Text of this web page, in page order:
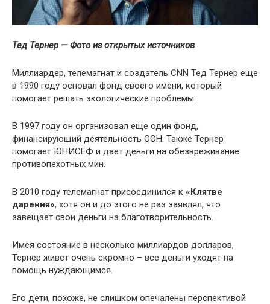
Тед Тернер — Фото из открытых источников
Миллиардер, телемагнат и создатель CNN Тед Тернер еще
в 1990 году основал фонд своего имени, который
помогает решать экологические проблемы.
В 1997 году он организовал еще один фонд,
финансирующий деятельность ООН. Также Тернер
помогает ЮНИСЕФ и дает деньги на обезвреживание
противопехотных мин.
В 2010 году телемагнат присоединился к «Клятве
дарения», хотя он и до этого не раз заявлял, что
завещает свои деньги на благотворительность.
Имея состояние в несколько миллиардов долларов,
Тернер живет очень скромно – все деньги уходят на
помощь нуждающимся.
Его дети, похоже, не слишком опечалены перспективой